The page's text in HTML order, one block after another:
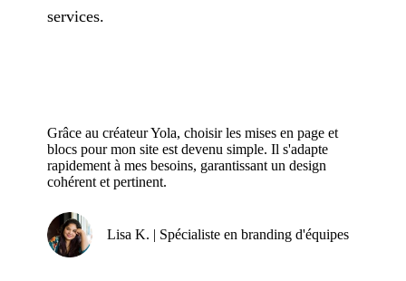
services.
Grâce au créateur Yola, choisir les mises en page et
blocs pour mon site est devenu simple. Il s'adapte
rapidement à mes besoins, garantissant un design
cohérent et pertinent.
Lisa K. | Spécialiste en branding d'équipes